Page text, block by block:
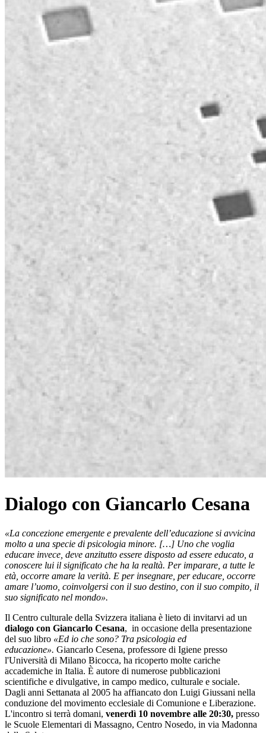
Dialogo con Giancarlo Cesana
«La concezione emergente e prevalente dell’educazione si avvicina
molto a una specie di psicologia minore. […] Uno che voglia
educare invece, deve anzitutto essere disposto ad essere educato, a
conoscere lui il significato che ha la realtà. Per imparare, a tutte le
età, occorre amare la verità. E per insegnare, per educare, occorre
amare l’uomo, coinvolgersi con il suo destino, con il suo compito, il
suo significato nel mondo».
Il Centro culturale della Svizzera italiana è lieto di invitarvi ad un
dialogo con Giancarlo Cesana, in occasione della presentazione
del suo libro «Ed io che sono? Tra psicologia ed
educazione». Giancarlo Cesena, professore di Igiene presso
l'Università di Milano Bicocca, ha ricoperto molte cariche
accademiche in Italia. È autore di numerose pubblicazioni
scientifiche e divulgative, in campo medico, culturale e sociale.
Dagli anni Settanata al 2005 ha affiancato don Luigi Giussani nella
conduzione del movimento ecclesiale di Comunione e Liberazione.
L'incontro si terrà domani, venerdì 10 novembre alle 20:30, presso
le Scuole Elementari di Massagno, Centro Nosedo, in via Madonna